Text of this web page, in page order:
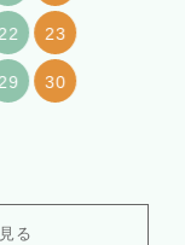
22 23
29 30
る